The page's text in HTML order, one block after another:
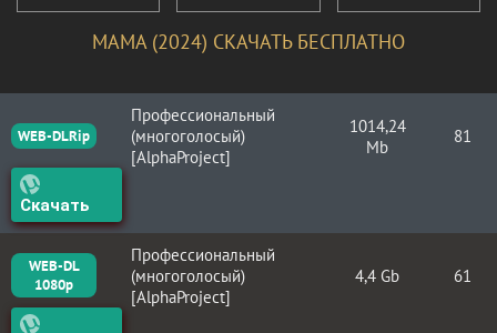
МАМА (2024) СКАЧАТЬ БЕСПЛАТНО
WEB-DLRip
Профессиональный
(многоголосый)
[AlphaProject]
1014,24
Mb
81
Скачать
WEB-DL
1080p
Профессиональный
(многоголосый)
[AlphaProject]
4,4 Gb 61